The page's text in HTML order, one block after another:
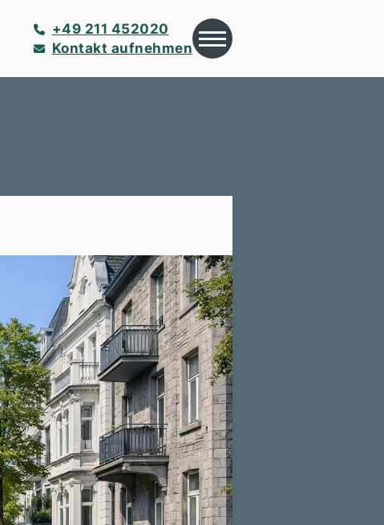
+49 211 452020
Kontakt aufnehmen